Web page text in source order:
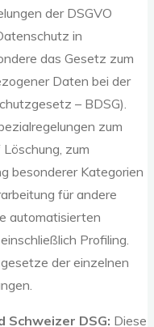
der DSGVO
in
das Gesetz zum
Daten bei der
– BDSG).
zum
zum
besonderer Kategorien
für andere
automatisierten
Profiling.
der einzelnen
Schweizer DSG: Diese